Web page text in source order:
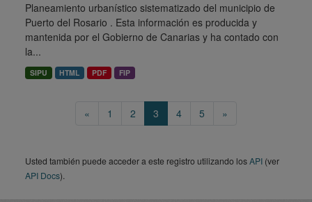
Planeamiento urbanístico sistematizado del municipio de
Puerto del Rosario . Esta información es producida y
mantenida por el Gobierno de Canarias y ha contado con
la...
SIPU HTML PDF FIP
« 1 2 3 4 5 »
Usted también puede acceder a este registro utilizando losAPI (ver
API Docs).